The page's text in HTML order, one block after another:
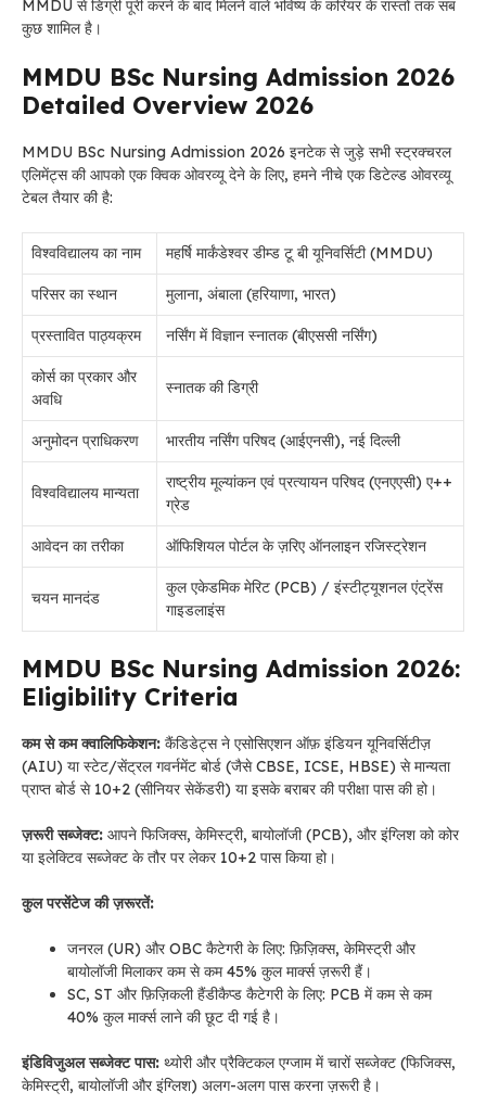
MMDU से डिग्री पूरी करने के बाद मिलने वाले भविष्य के करियर के रास्तों तक सब
कुछ शामिल है।
MMDU BSc Nursing Admission 2026
Detailed Overview 2026
MMDU BSc Nursing Admission 2026 इनटेक से जुड़े सभी स्ट्रक्चरल
एलिमेंट्स की आपको एक क्विक ओवरव्यू देने के लिए, हमने नीचे एक डिटेल्ड ओवरव्यू
टेबल तैयार की है:
विश्वविद्यालय का नाम महर्षि मार्कंडेश्वर डीम्ड टू बी यूनिवर्सिटी (MMDU)
परिसर का स्थान मुलाना, अंबाला (हरियाणा, भारत)
प्रस्तावित पाठ्यक्रम नर्सिंग में विज्ञान स्नातक (बीएससी नर्सिंग)
कोर्स का प्रकार और
अवधि
स्नातक की डिग्री
अनुमोदन प्राधिकरण भारतीय नर्सिंग परिषद (आईएनसी), नई दिल्ली
विश्वविद्यालय मान्यता
राष्ट्रीय मूल्यांकन एवं प्रत्यायन परिषद (एनएएसी) ए++
ग्रेड
आवेदन का तरीका ऑफिशियल पोर्टल के ज़रिए ऑनलाइन रजिस्ट्रेशन
चयन मानदंड
कुल एकेडमिक मेरिट (PCB) / इंस्टीट्यूशनल एंट्रेंस
गाइडलाइंस
MMDU BSc Nursing Admission 2026:
Eligibility Criteria
कम से कम क्वालिफिकेशन: कैंडिडेट्स ने एसोसिएशन ऑफ़ इंडियन यूनिवर्सिटीज़
(AIU) या स्टेट/सेंट्रल गवर्नमेंट बोर्ड (जैसे CBSE, ICSE, HBSE) से मान्यता
प्राप्त बोर्ड से 10+2 (सीनियर सेकेंडरी) या इसके बराबर की परीक्षा पास की हो।
ज़रूरी सब्जेक्ट: आपने फिजिक्स, केमिस्ट्री, बायोलॉजी (PCB), और इंग्लिश को कोर
या इलेक्टिव सब्जेक्ट के तौर पर लेकर 10+2 पास किया हो।
कुल परसेंटेज की ज़रूरतें:
जनरल (UR) और OBC कैटेगरी के लिए: फ़िज़िक्स, केमिस्ट्री और
बायोलॉजी मिलाकर कम से कम 45% कुल मार्क्स ज़रूरी हैं।
SC, ST और फ़िज़िकली हैंडीकैप्ड कैटेगरी के लिए: PCB में कम से कम
40% कुल मार्क्स लाने की छूट दी गई है।
इंडिविजुअल सब्जेक्ट पास: थ्योरी और प्रैक्टिकल एग्जाम में चारों सब्जेक्ट (फिजिक्स,
केमिस्ट्री, बायोलॉजी और इंग्लिश) अलग-अलग पास करना ज़रूरी है।